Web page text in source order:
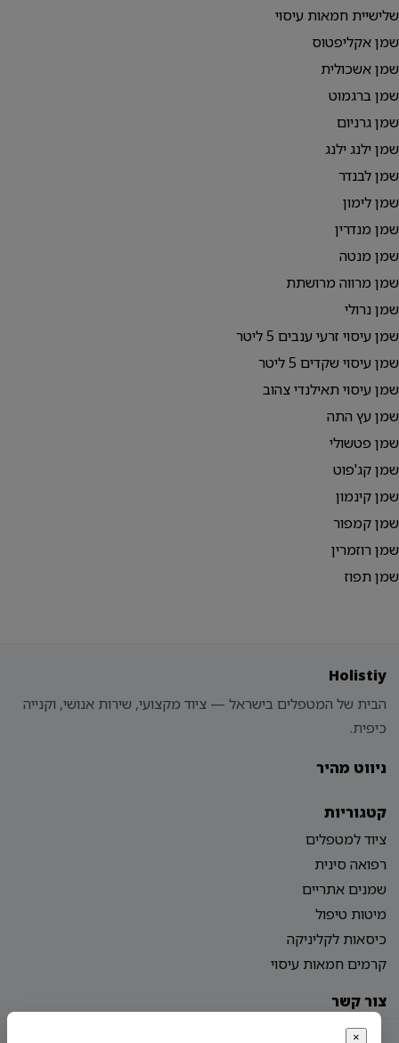
שלישיית חמאות עיסוי
שמן אקליפטוס
שמן אשכולית
שמן ברגמוט
שמן גרניום
שמן ילנג ילנג
שמן לבנדר
שמן לימון
שמן מנדרין
שמן מנטה
שמן מרווה מרושתת
שמן נרולי
שמן עיסוי זרעי ענבים 5 ליטר
שמן עיסוי שקדים 5 ליטר
שמן עיסוי תאילנדי צהוב
שמן עץ התה
שמן פטשולי
שמן קג'פוט
שמן קינמון
שמן קמפור
שמן רוזמרין
שמן תפוז
Holistiy
הבית של המטפלים בישראל — ציוד מקצועי, שירות אנושי, וקנייה
כיפית.
ניווט מהיר
קטגוריות
ציוד למטפלים
רפואה סינית
שמנים אתריים
מיטות טיפול
כיסאות לקליניקה
קרמים חמאות עיסוי
צור קשר
×